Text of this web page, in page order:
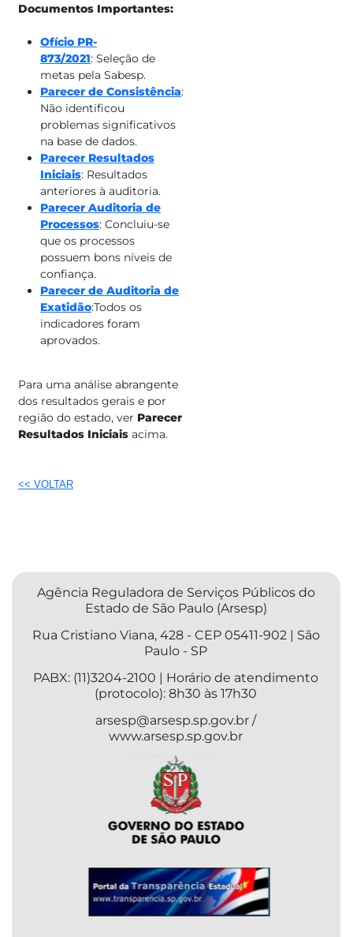
Documentos Importantes:
Ofício PR-
873/2021: Seleção de
metas pela Sabesp.
Parecer de Consistência:
Não identificou
problemas significativos
na base de dados.
Parecer Resultados
Iniciais​: Resultados
anteriores à auditoria.
Parecer Auditoria de
Processos: Concluiu-se
que os processos
possuem bons níveis de
confiança.
Parecer de Auditoria de
Exatidão:Todos os
indicadores foram
aprovados.
Para uma análise abrangente
dos resultados gerais e por
região do estado, ver Parecer
Resultados Iniciais acima.
<< VOLTAR​
Agência Reguladora de Serviços Públicos do
Estado de São Paulo (Arsesp)
Rua Cristiano Viana, 428 - CEP 05411-902 | São
Paulo - SP
PABX: (11)3204-2100 | Horário de atendimento
(protocolo): 8h30 às 17h30
arsesp@arsesp.sp.gov.br /
www.arsesp.sp.gov.br